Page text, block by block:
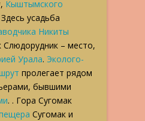
, Кыштымского
Здесь усадьба
Никиты
Слюдорудник – место,
Урала. Эколого-
пролегает рядом
бывшими
. . Гора Сугомак
Сугомак и